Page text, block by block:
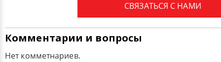
СВЯЗАТЬСЯ С НАМИ
Комментарии и вопросы
Нет комметнариев.